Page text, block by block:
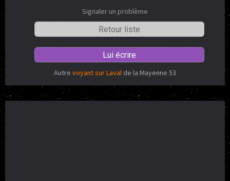
Signaler un problème
Retour liste
Lui écrire
Autre voyant sur Laval de la Mayenne 53